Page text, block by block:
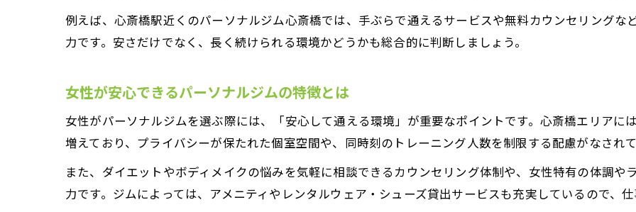
個別対応が初心者の続けやすさに直結
仕事帰りに通える駅近ジムの魅力とは
心斎橋駅近で通いやすいパーソナルジムの選び方
夜遅くまで通えるパーソナルトレーニングの特長
個別サポートで仕事後も続けやすいジム生活
手ぶらOKの心斎橋トレーニング事情
例えば、心斎橋駅近くのパーソナルジム心斎橋では、手ぶらで通えるサービスや無料カウンセリングな
力です。安さだけでなく、長く続けられる環境かどうかも総合的に判断しましょう。
女性が安心できるパーソナルジムの特徴とは
女性がパーソナルジムを選ぶ際には、「安心して通える環境」が重要なポイントです。心斎橋エリアに
増えており、プライバシーが保たれた個室空間や、同時刻のトレーニング人数を制限する配慮がなされ
また、ダイエットやボディメイクの悩みを気軽に相談できるカウンセリング体制や、女性特有の体調
力です。ジムによっては、アメニティやレンタルウェア・シューズ貸出サービスも充実しているので、